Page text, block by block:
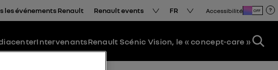
les événements Renault Renault events FR Accessibilité OFF
IntervenantsRenault Scénic Vision, le « concept-care »